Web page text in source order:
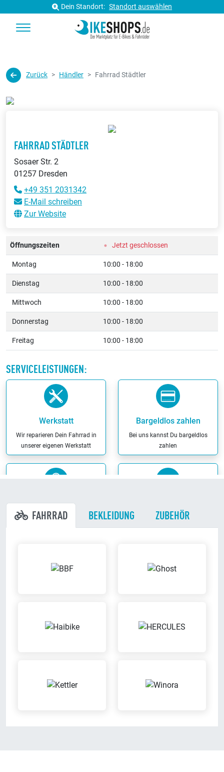
Dein Standort: Standort auswählen
Zurück Händler Fahrrad Städtler
FAHRRAD STÄDTLER
Sosaer Str. 2
01257 Dresden
+49 351 2031342
E-Mail schreiben
Zur Website
Öffnungszeiten Jetzt geschlossen
Montag 10:00 - 18:00
Dienstag 10:00 - 18:00
Mittwoch 10:00 - 18:00
Donnerstag 10:00 - 18:00
Freitag 10:00 - 18:00
SERVICELEISTUNGEN:
Werkstatt
Wir reparieren Dein Fahrrad in
unserer eigenen Werkstatt
Bargeldlos zahlen
Bei uns kannst Du bargeldlos
zahlen
Meisterbetrieb
Wir sind eingetragener
Probier Dein Wunschrad bei einer
Probefahrt aus
für eine individuelle Beratung
dann, wenn es nicht bei uns
FAHRRAD BEKLEIDUNG ZUBEHÖR